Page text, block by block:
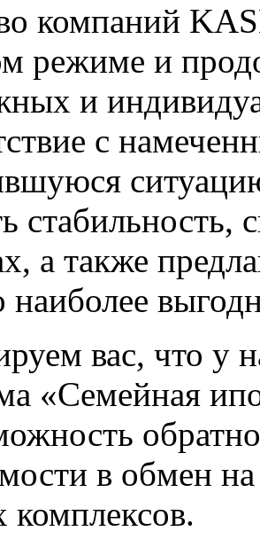
компаний
режиме и
и
с
стабильность,
а также
наиболее
вас, что у
«Семейная
в обмен